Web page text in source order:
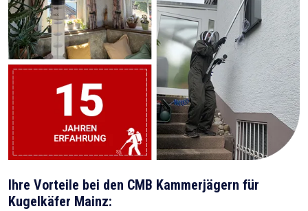
Ihre Vorteile bei den CMB Kammerjägern für
Kugelkäfer Mainz: